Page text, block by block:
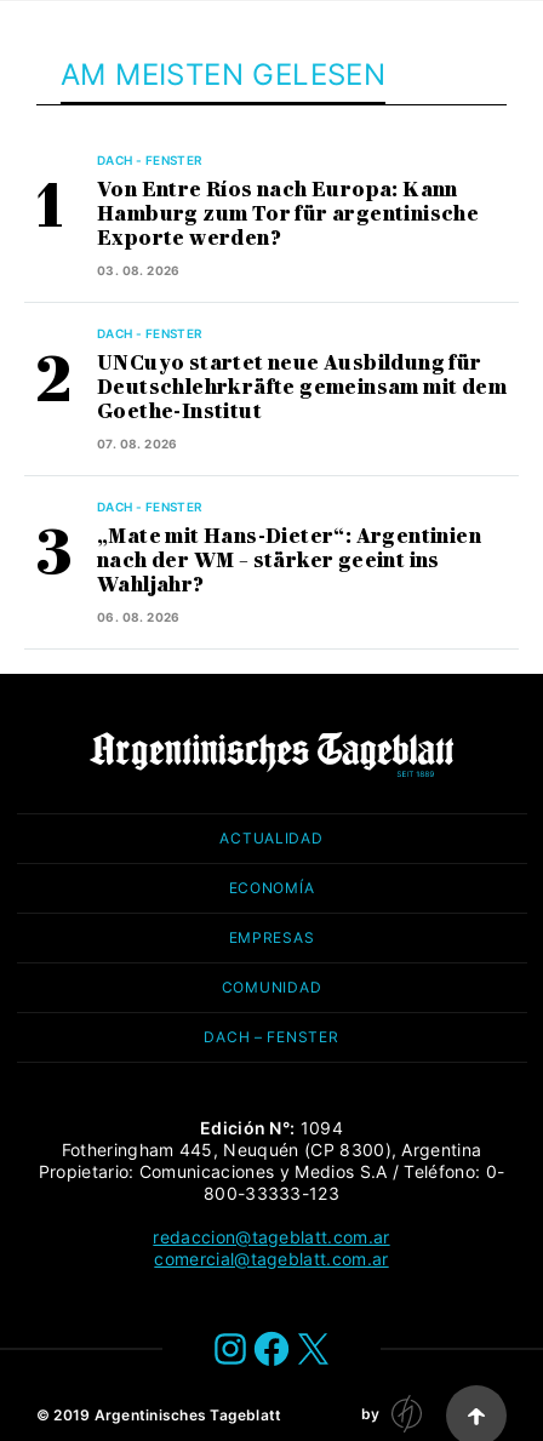
AM MEISTEN GELESEN
DACH - FENSTER
Von Entre Ríos nach Europa: Kann
Hamburg zum Tor für argentinische
Exporte werden?
03. 08. 2026
DACH - FENSTER
UNCuyo startet neue Ausbildung für
Deutschlehrkräfte gemeinsam mit dem
Goethe-Institut
07. 08. 2026
DACH - FENSTER
„Mate mit Hans-Dieter“: Argentinien
nach der WM – stärker geeint ins
Wahljahr?
06. 08. 2026
ACTUALIDAD
ECONOMÍA
EMPRESAS
COMUNIDAD
DACH – FENSTER
Edición N°: 1094
Fotheringham 445, Neuquén (CP 8300), Argentina
Propietario: Comunicaciones y Medios S.A / Teléfono: 0-
800-33333-123
redaccion@tageblatt.com.ar
comercial@tageblatt.com.ar
Instagram
Facebook
X
© 2019 Argentinisches Tageblatt by